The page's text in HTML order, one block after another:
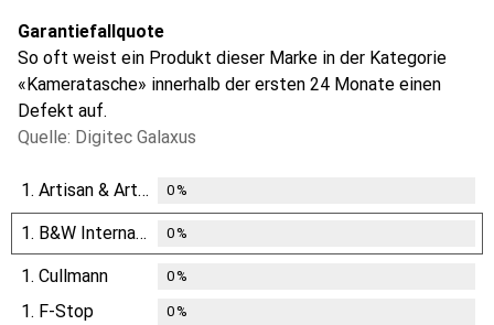
Garantiefallquote
So oft weist ein Produkt dieser Marke in der Kategorie
«Kameratasche» innerhalb der ersten 24 Monate einen
Defekt auf.
Quelle: Digitec Galaxus
1. Artisan & Artist 0%
1. B&W International 0%
1. Cullmann 0%
1. F-Stop 0%